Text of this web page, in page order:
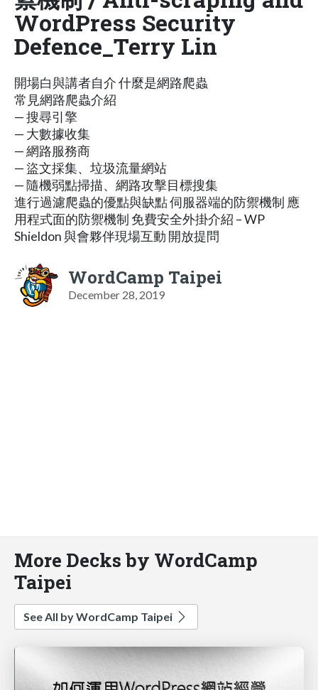
WordPress Security
Defence_Terry Lin
開場白與講者自介 什麼是網路爬蟲
常見網路爬蟲介紹
— 搜尋引擎
— 大數據收集
— 網路服務商
— 盜文採集、垃圾流量網站
— 隨機弱點掃描、網路攻擊目標搜集
進行過濾爬蟲的優點與缺點 伺服器端的防禦機制 應
用程式面的防禦機制 免費安全外掛介紹 – WP
Shieldon 與會夥伴現場互動 開放提問
WordCamp Taipei
December 28, 2019
More Decks by WordCamp
Taipei
See All by WordCamp Taipei